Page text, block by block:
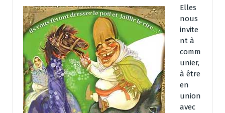
Elles
nous
invite
nt à
comm
unier,
à être
en
union
avec